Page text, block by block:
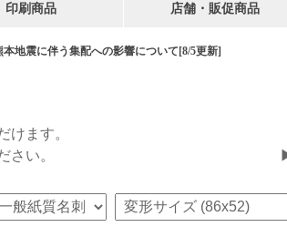
本地震に伴う集配への影響について[8/5更新]
印刷商品 店舗・販促商品
けます。
さい。